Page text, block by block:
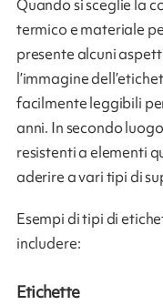
Quando si sceglie la
termico e materiale
presente alcuni
l’immagine
facilmente leggibili
anni. In secondo
resistenti a elementi
aderire a vari tipi di
Esempi di tipi di
includere:
Etichette